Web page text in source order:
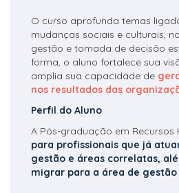
O curso aprofunda temas
mudanças sociais e culturais,
gestão e tomada de decisão
forma, o aluno fortalece sua
amplia sua capacidade de
nos resultados das
Perfil do Aluno
A Pós-graduação em Recursos
para profissionais que já
gestão e áreas correlatas,
migrar para a área de gestão